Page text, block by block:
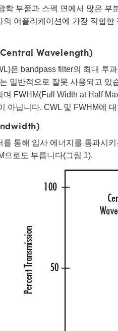
학 부품과 스펙 면에서 많은 부
의 어플리케이션에 가장 적합
Wavelength)
은 bandpass filter의 최대 투
일반적으로 잘못 사용되고
며 FWHM(Full Width at Half
아닙니다. CWL 및 FWHM에
를 통해 입사 에너지를 통과시
으로도 부릅니다(그림 1).